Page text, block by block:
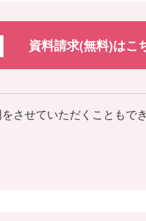
資料請求(無料)はこ
させていただくこともでき